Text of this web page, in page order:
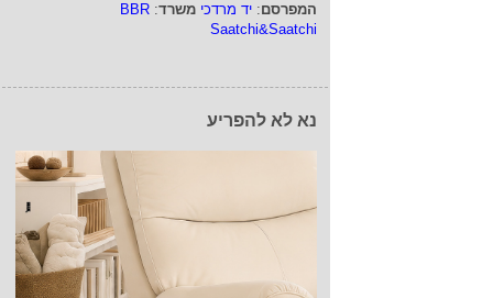
המפרסם: יד מרדכי משרד:
BBR
Saatchi&Saatchi
נא לא להפריע